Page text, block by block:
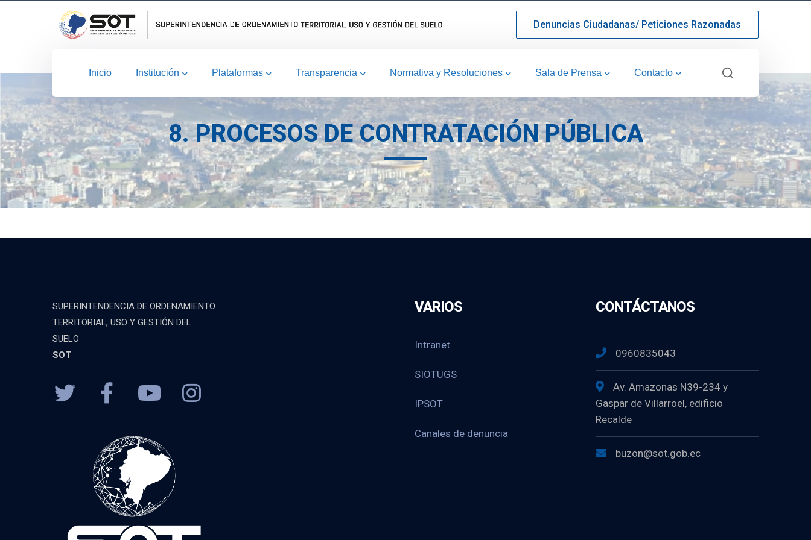
Denuncias Ciudadanas/ Peticiones Razonadas
Inicio Institución Plataformas Transparencia Normativa y Resoluciones Sala de Prensa Contacto
8. PROCESOS DE CONTRATACIÓN PÚBLICA
SUPERINTENDENCIA DE ORDENAMIENTO
TERRITORIAL, USO Y GESTIÓN DEL
SUELO
SOT
VARIOS
Intranet
SIOTUGS
IPSOT
Canales de denuncia
CONTÁCTANOS
0960835043
Av. Amazonas N39-234 y
Gaspar de Villarroel, edificio
Recalde
buzon@sot.gob.ec